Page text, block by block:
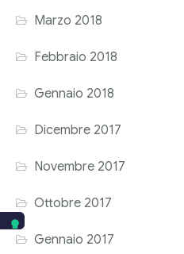
Marzo 2018
Febbraio 2018
Gennaio 2018
Dicembre 2017
Novembre 2017
Ottobre 2017
Gennaio 2017